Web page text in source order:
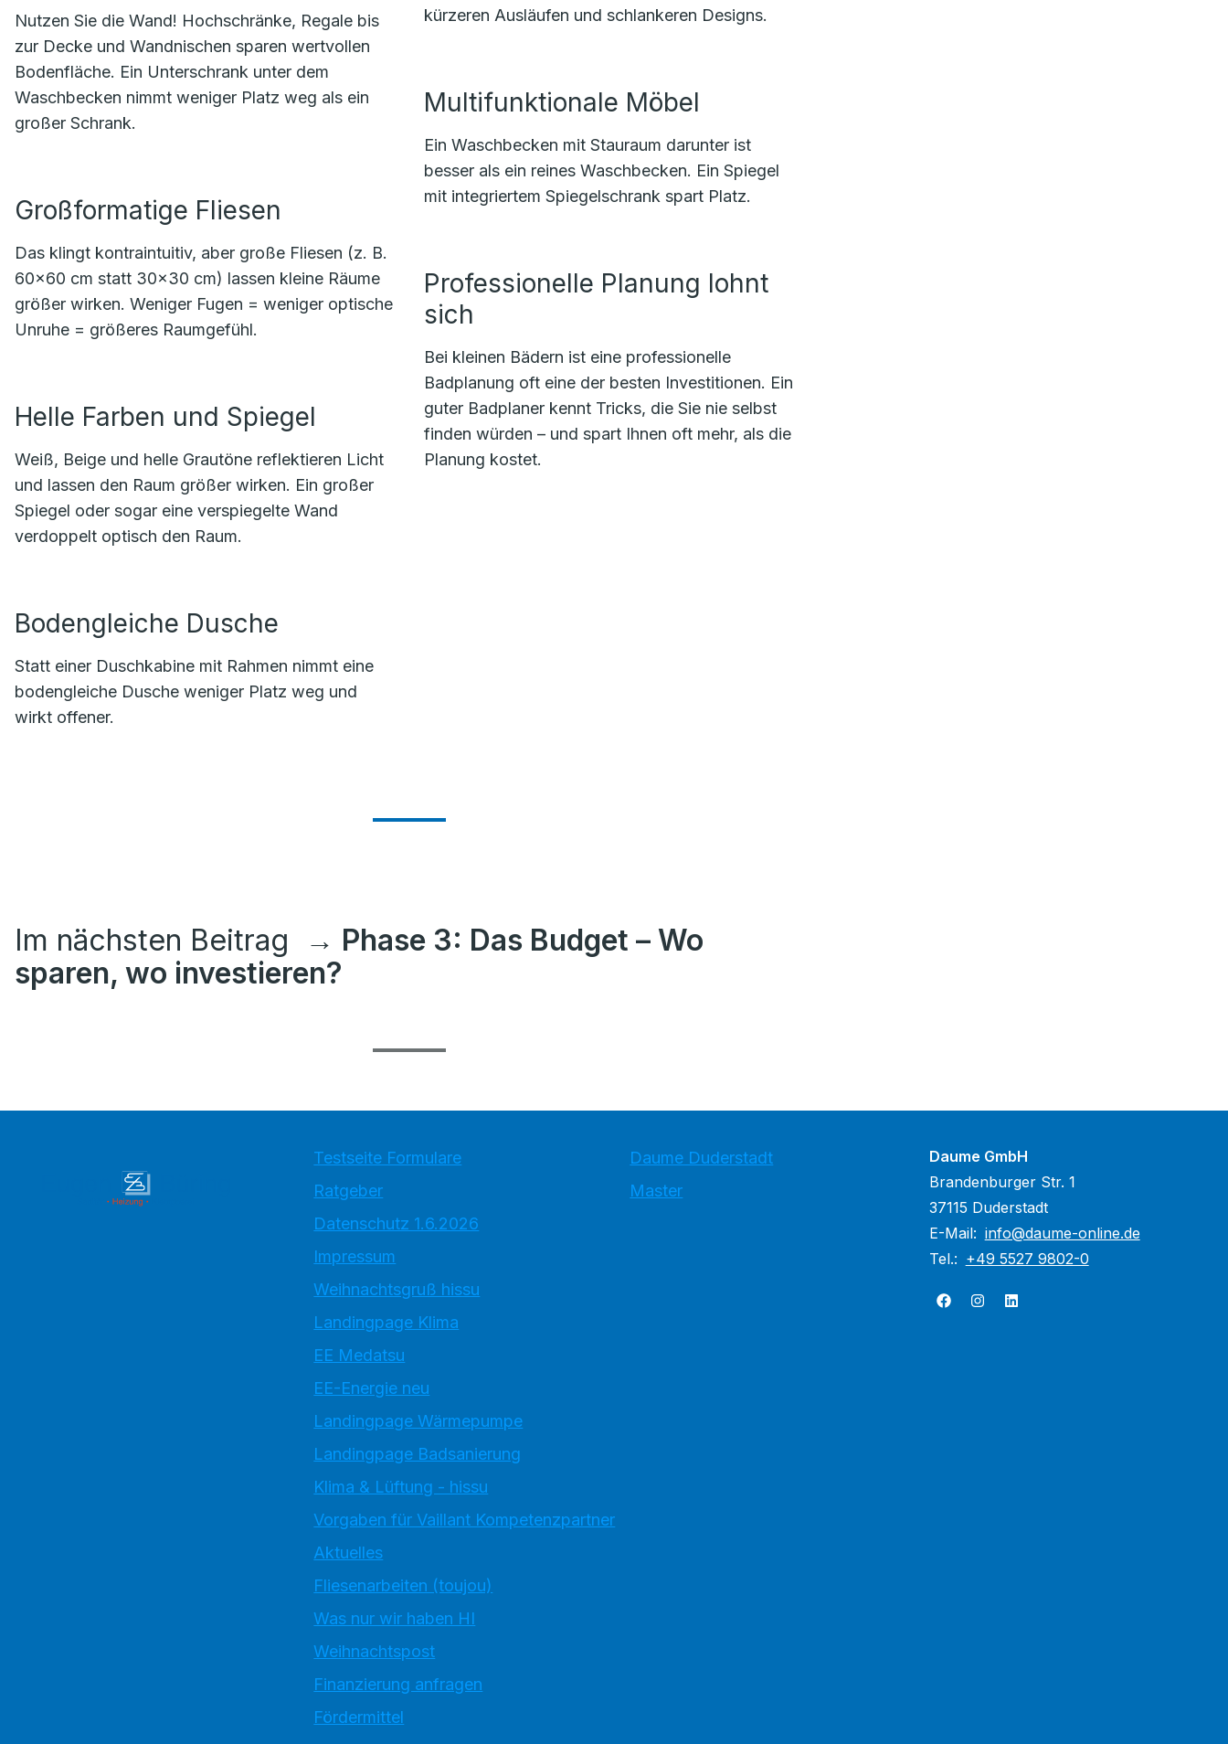
Nutzen Sie die Wand! Hochschränke, Regale bis
zur Decke und Wandnischen sparen wertvollen
Bodenfläche. Ein Unterschrank unter dem
Waschbecken nimmt weniger Platz weg als ein
großer Schrank.
Großformatige Fliesen
Das klingt kontraintuitiv, aber große Fliesen (z. B.
60×60 cm statt 30×30 cm) lassen kleine Räume
größer wirken. Weniger Fugen = weniger optische
Unruhe = größeres Raumgefühl.
Helle Farben und Spiegel
Weiß, Beige und helle Grautöne reflektieren Licht
und lassen den Raum größer wirken. Ein großer
Spiegel oder sogar eine verspiegelte Wand
verdoppelt optisch den Raum.
Bodengleiche Dusche
Statt einer Duschkabine mit Rahmen nimmt eine
bodengleiche Dusche weniger Platz weg und
wirkt offener.
kürzeren Ausläufen und schlankeren Designs.
Multifunktionale Möbel
Ein Waschbecken mit Stauraum darunter ist
besser als ein reines Waschbecken. Ein Spiegel
mit integriertem Spiegelschrank spart Platz.
Professionelle Planung lohnt
sich
Bei kleinen Bädern ist eine professionelle
Badplanung oft eine der besten Investitionen. Ein
guter Badplaner kennt Tricks, die Sie nie selbst
finden würden – und spart Ihnen oft mehr, als die
Planung kostet.
Im nächsten Beitrag
→ Phase 3: Das Budget – Wo
sparen, wo investieren?
Testseite Formulare
Ratgeber
Datenschutz 1.6.2026
Impressum
Weihnachtsgruß hissu
Landingpage Klima
EE Medatsu
EE-Energie neu
Landingpage Wärmepumpe
Landingpage Badsanierung
Klima & Lüftung - hissu
Vorgaben für Vaillant Kompetenzpartner
Aktuelles
Fliesenarbeiten (toujou)
Was nur wir haben HI
Weihnachtspost
Finanzierung anfragen
Fördermittel
Daume Duderstadt
Master
Daume GmbH
Brandenburger Str. 1
37115 Duderstadt
E-Mail: info@daume-online.de
Tel.: +49 5527 9802-0